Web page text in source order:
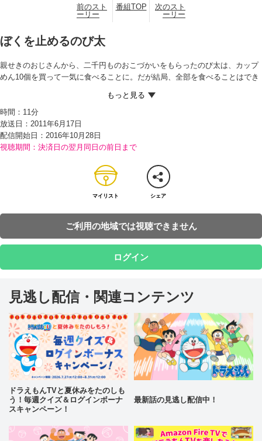
前のスト
ーリー
番組TOP
次のスト
ーリー
ぼくを止めるのび太
親せきのおじさんから、二千円ものおこづかいをもらったのび太は、カップ
めん10個を買って一気に食べることに。だが結局、全部を食べることはでき
んだ」と八つ当たりするのび太。カップめんを買いに行く途中、スネ夫にプ
ラモデルを見せびらかされ、プラモデルを買うか迷った末、カップめんを買
ったのだった。 そこで、1時間前の自分にプラモデルを買わせることを思い
ついたのび太は、ドラえもんが止めるのも聞かず、タイムマシンで1時間前
へと向かうが…！？
時間： 11分
放送日：2011年6月17日
配信開始日： 2016年10月28日
視聴期間：決済日の翌月同日の前日まで
マイリスト シェア
ご利用の地域では視聴できません
ログイン
見逃し配信・関連コンテンツ
ドラえもんTVと夏休みをたのしも
う！毎週クイズ＆ログインボーナ
スキャンペーン！
最新話の見逃し配信中！